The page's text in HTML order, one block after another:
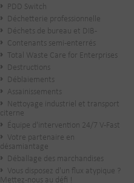
PDD Switch
Déchetterie professionnelle
Déchets de bureau et DIB-
Contenants semi-enterrés
Total Waste Care for Enterprises
Destructions
Déblaiements
Assainissements
Nettoyage industriel et transport
citerne
Équipe d'intervention 24/7 V-Fast
Votre partenaire en
désamiantage
Déballage des marchandises
Vous disposez d'un flux atypique ?
Mettez-nous au défi !